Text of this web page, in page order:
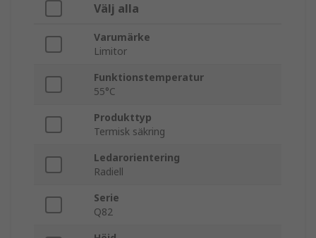
Välj alla
Varumärke
Limitor
Funktionstemperatur
55°C
Produkttyp
Termisk säkring
Ledarorientering
Radiell
Serie
Q82